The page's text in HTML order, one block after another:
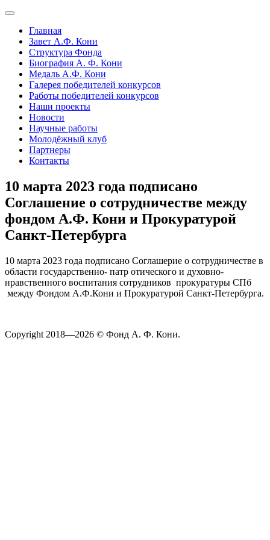
Главная
Завет А.Ф. Кони
Структура Фонда
Биография А. Ф. Кони
Медаль А.Ф. Кони
Галерея победителей конкурсов
Работы победителей конкурсов
Наши проекты
Новости
Научные работы
Молодёжный клуб
Партнеры
Контакты
10 марта 2023 года подписано
Соглашение о сотрудничестве между
фондом А.Ф. Кони и Прокуратурой
Санкт-Петербурга
10 марта 2023 года подписано Соглашерие о сотрудничестве в
области государственно- патр отического и духовно-
нравственного воспитания сотрудников прокуратуры СПб
между Фондом А.Ф.Кони и Прокуратурой Санкт-Петербурга.
Copyright 2018—2026 © Фонд А. Ф. Кони.